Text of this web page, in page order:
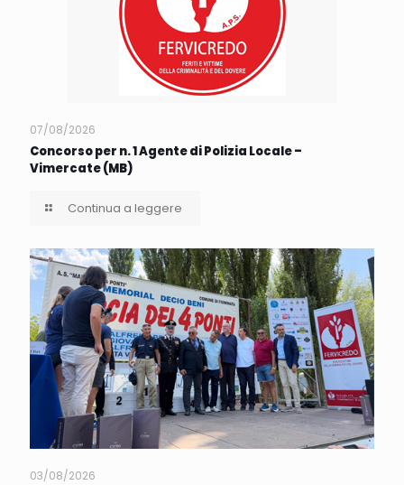
07/08/2026
Concorso per n. 1 Agente di Polizia Locale –
Vimercate (MB)
Continua a leggere
03/08/2026